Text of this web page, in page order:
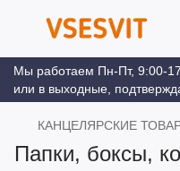
Мы работаем Пн-Пт, 9:00-
или в выходные,
КАНЦЕЛЯРСКИЕ
Папки, боксы,